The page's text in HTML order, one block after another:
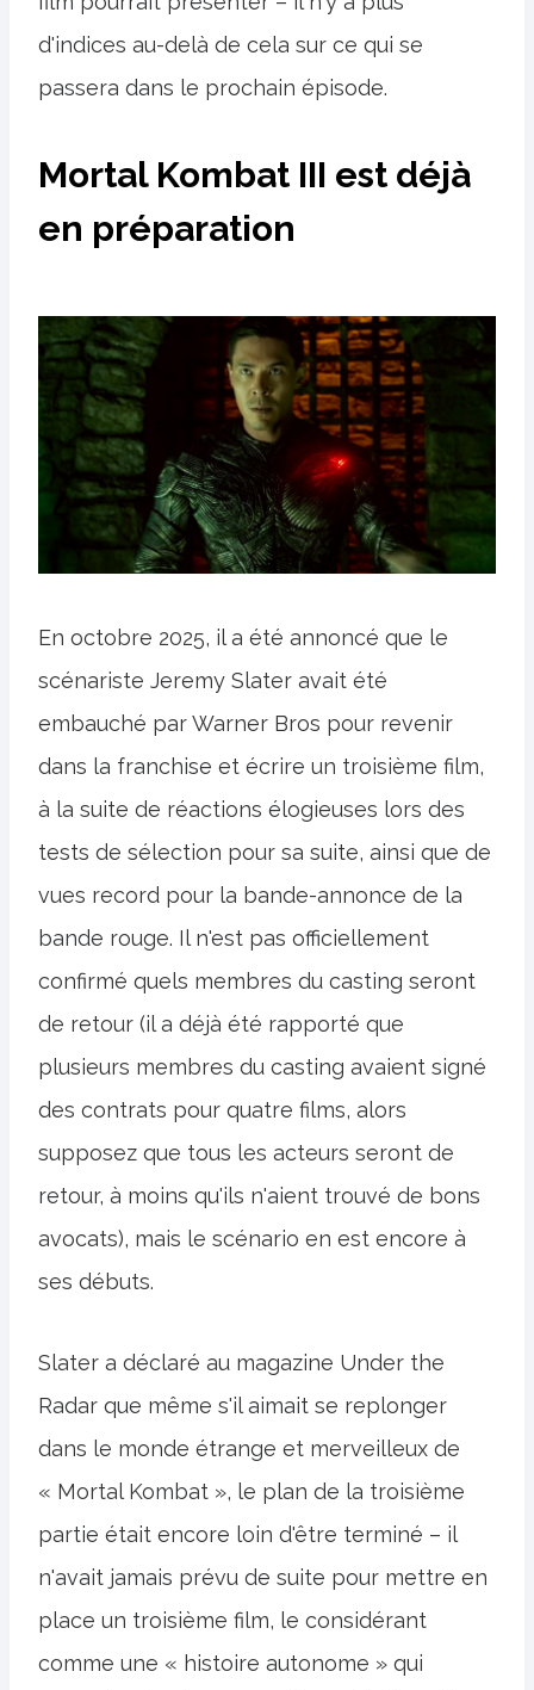
d'indices au-delà de cela sur ce qui se
passera dans le prochain épisode.
Mortal Kombat III est déjà
en préparation
En octobre 2025, il a été annoncé que le
scénariste Jeremy Slater avait été
embauché par Warner Bros pour revenir
dans la franchise et écrire un troisième film,
à la suite de réactions élogieuses lors des
tests de sélection pour sa suite, ainsi que de
vues record pour la bande-annonce de la
bande rouge. Il n'est pas officiellement
confirmé quels membres du casting seront
de retour (il a déjà été rapporté que
plusieurs membres du casting avaient signé
des contrats pour quatre films, alors
supposez que tous les acteurs seront de
retour, à moins qu'ils n'aient trouvé de bons
avocats), mais le scénario en est encore à
ses débuts.
Slater a déclaré au magazine Under the
Radar que même s'il aimait se replonger
dans le monde étrange et merveilleux de
« Mortal Kombat », le plan de la troisième
partie était encore loin d'être terminé – il
n'avait jamais prévu de suite pour mettre en
place un troisième film, le considérant
comme une « histoire autonome » qui